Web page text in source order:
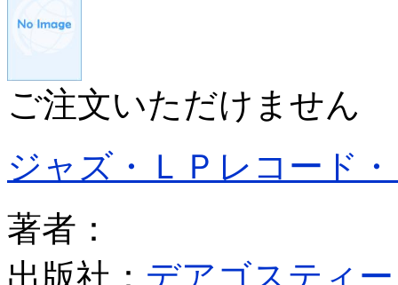
ご注文いただけません
ジャズ・ＬＰレコード
著者：
出版社： デアゴスティ